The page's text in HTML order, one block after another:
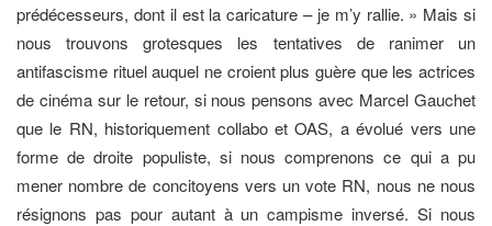
prédécesseurs, dont il est la caricature – je m’y rallie. » Mais si
nous trouvons grotesques les tentatives de ranimer un
antifascisme rituel auquel ne croient plus guère que les actrices
de cinéma sur le retour, si nous pensons avec Marcel Gauchet
que le RN, historiquement collabo et OAS, a évolué vers une
forme de droite populiste, si nous comprenons ce qui a pu
mener nombre de concitoyens vers un vote RN, nous ne nous
résignons pas pour autant à un campisme inversé. Si nous